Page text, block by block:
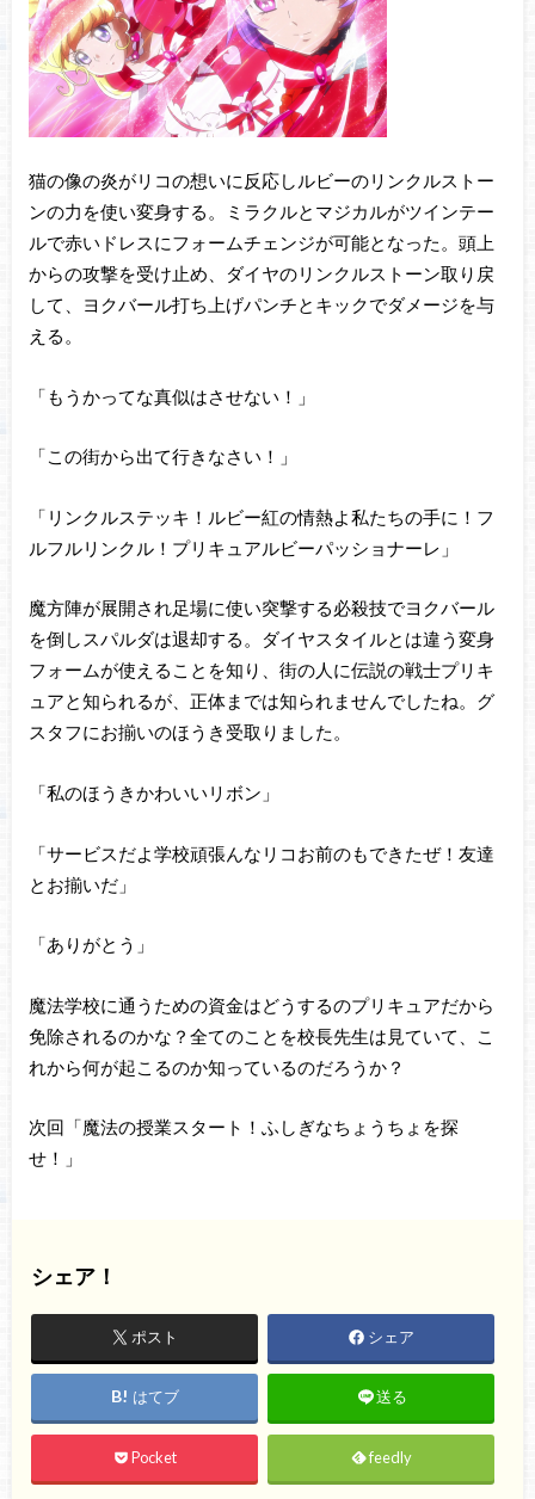
猫の像の炎がリコの想いに反応しルビーのリンクルストー
ンの力を使い変身する。ミラクルとマジカルがツインテー
ルで赤いドレスにフォームチェンジが可能となった。頭上
からの攻撃を受け止め、ダイヤのリンクルストーン取り戻
して、ヨクバール打ち上げパンチとキックでダメージを与
える。
「もうかってな真似はさせない！」
「この街から出て行きなさい！」
「リンクルステッキ！ルビー紅の情熱よ私たちの手に！フ
ルフルリンクル！プリキュアルビーパッショナーレ」
魔方陣が展開され足場に使い突撃する必殺技でヨクバール
を倒しスパルダは退却する。ダイヤスタイルとは違う変身
フォームが使えることを知り、街の人に伝説の戦士プリキ
ュアと知られるが、正体までは知られませんでしたね。グ
スタフにお揃いのほうき受取りました。
「私のほうきかわいいリボン」
「サービスだよ学校頑張んなリコお前のもできたぜ！友達
とお揃いだ」
「ありがとう」
魔法学校に通うための資金はどうするのプリキュアだから
免除されるのかな？全てのことを校長先生は見ていて、こ
れから何が起こるのか知っているのだろうか？
次回「魔法の授業スタート！ふしぎなちょうちょを探
せ！」
シェア！
ポスト シェア
はてブ 送る
Pocket feedly